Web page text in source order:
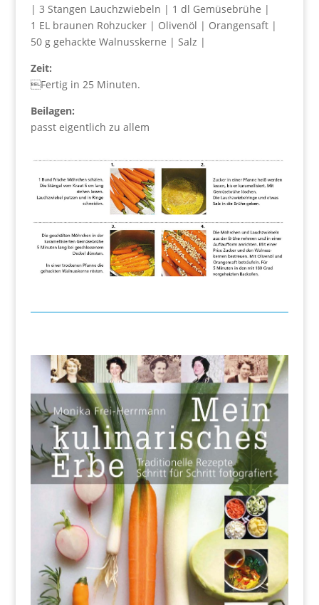
| 3 Stangen Lauchzwiebeln | 1 dl Gemüsebrühe |
1 EL braunen Rohzucker | Olivenöl | Orangensaft |
50 g gehackte Walnusskerne | Salz |
Zeit:
Fertig in 25 Minuten.
Beilagen:
passt eigentlich zu allem